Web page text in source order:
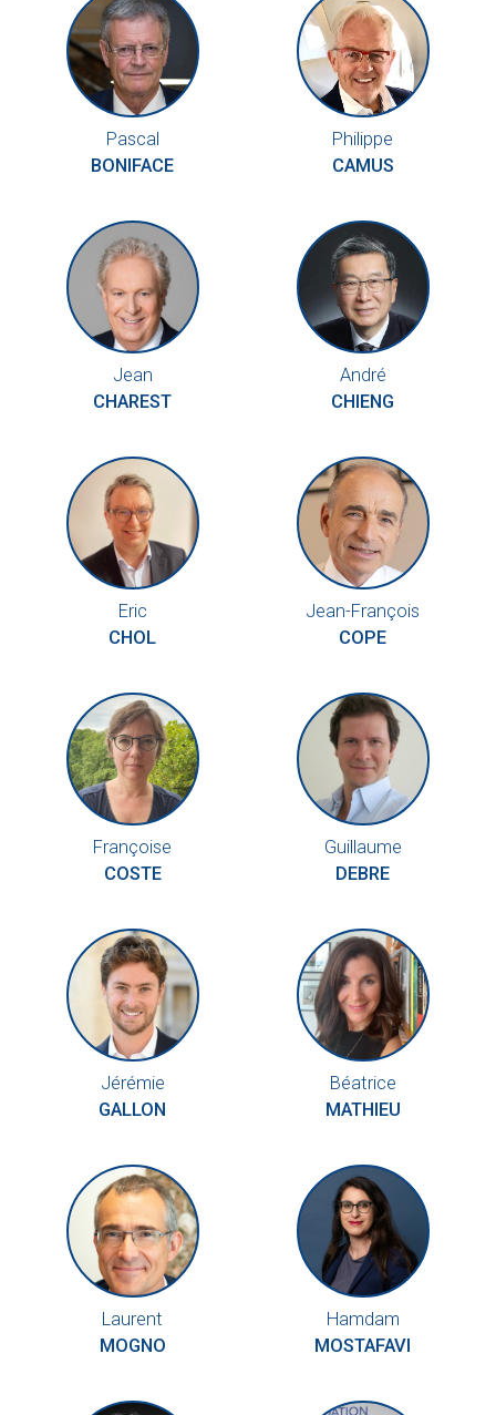
Pascal
BONIFACE
Philippe
CAMUS
Jean
CHAREST
André
CHIENG
Eric
CHOL
Jean-François
COPE
Françoise
COSTE
Guillaume
DEBRE
Jérémie
GALLON
Béatrice
MATHIEU
Laurent
MOGNO
Hamdam
MOSTAFAVI